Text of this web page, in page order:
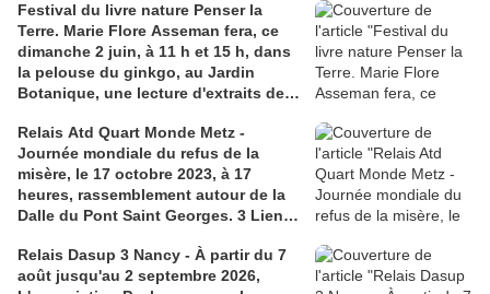
roman de ''Les Bijoux de la
Castafiore''. Liens 1) Le reportage en
avant-première sur youtube.com; 2)
blelorraine.fr, interview de l'auteure
Festival du livre nature Penser la
Terre. Marie Flore Asseman fera, ce
dimanche 2 juin, à 11 h et 15 h, dans
la pelouse du ginkgo, au Jardin
Botanique, une lecture d'extraits de
2 Liens 1) metz.fr programme; 2)
helenedorion.com
Relais Atd Quart Monde Metz -
Journée mondiale du refus de la
misère, le 17 octobre 2023, à 17
heures, rassemblement autour de la
Dalle du Pont Saint Georges. 3 Liens :
lieu) ; 2) refuserlamisere.org (sur les
dalles commémoratives partout dans
Relais Dasup 3 Nancy - À partir du 7
août jusqu'au 2 septembre 2026,